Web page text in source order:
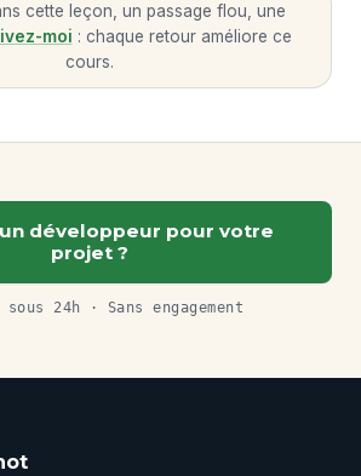
cette leçon, un passage flou, une
moi : chaque retour améliore ce
cours.
développeur pour votre
projet ?
sous 24h · Sans engagement